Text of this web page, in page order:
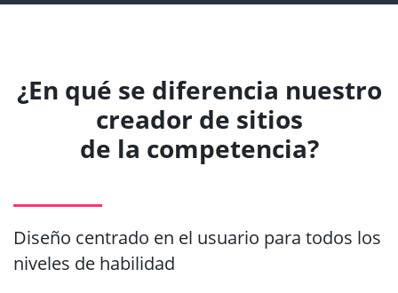
¿En qué se diferencia nuestro
creador de sitios
de la competencia?
Diseño centrado en el usuario para todos los
niveles de habilidad